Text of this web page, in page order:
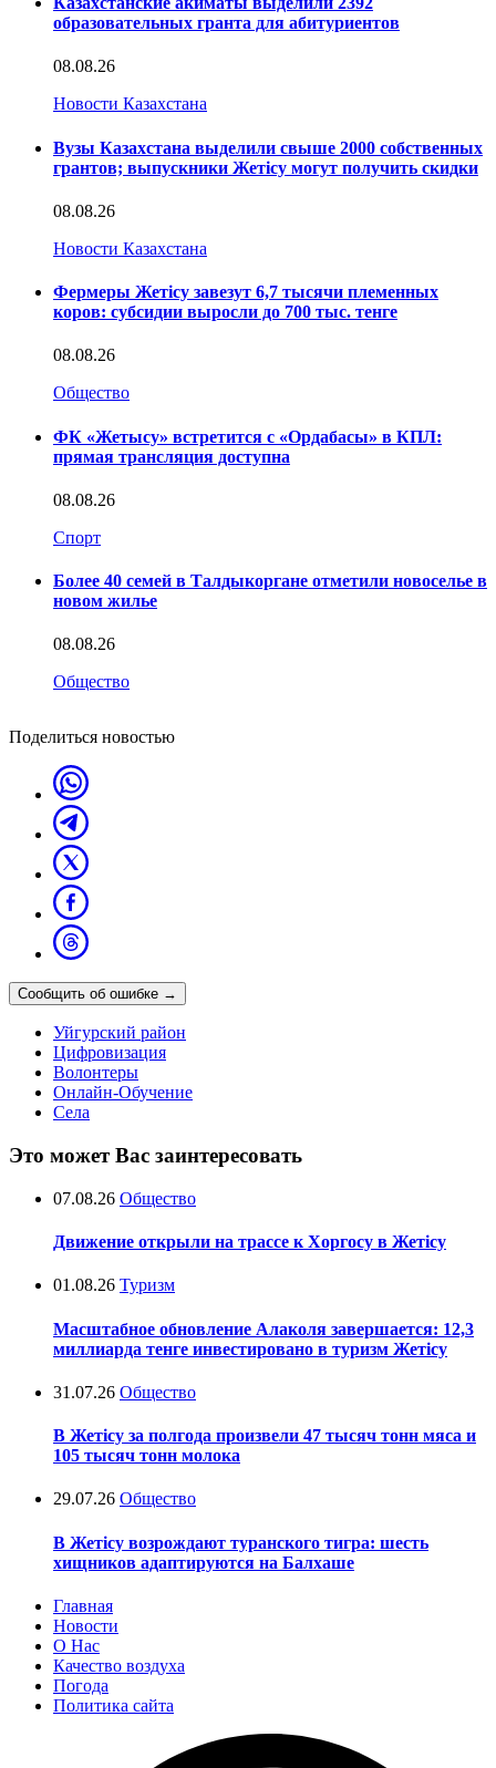
образовательных гранта для абитуриентов
08.08.26
Новости Казахстана
Вузы Казахстана выделили свыше 2000 собственных
грантов; выпускники Жетісу могут получить скидки
08.08.26
Новости Казахстана
Фермеры Жетісу завезут 6,7 тысячи племенных
коров: субсидии выросли до 700 тыс. тенге
08.08.26
Общество
ФК «Жетысу» встретится с «Ордабасы» в КПЛ:
прямая трансляция доступна
08.08.26
Спорт
Более 40 семей в Талдыкоргане отметили новоселье в
новом жилье
08.08.26
Общество
Поделиться новостью
Сообщить об ошибке →
Уйгурский район
Цифровизация
Волонтеры
Онлайн-Обучение
Села
Это может Вас заинтересовать
07.08.26 Общество
Движение открыли на трассе к Хоргосу в Жетісу
01.08.26 Туризм
Масштабное обновление Алаколя завершается: 12,3
миллиарда тенге инвестировано в туризм Жетісу
31.07.26 Общество
В Жетісу за полгода произвели 47 тысяч тонн мяса и
105 тысяч тонн молока
29.07.26 Общество
В Жетісу возрождают туранского тигра: шесть
хищников адаптируются на Балхаше
Главная
Новости
О Нас
Качество воздуха
Погода
Политика сайта